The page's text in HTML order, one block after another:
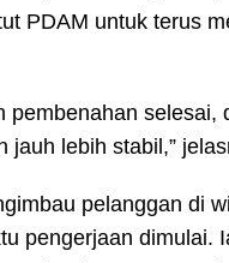
PDAM untuk terus
pembenahan selesai,
jauh lebih stabil,”
pelanggan di
pengerjaan dimulai.